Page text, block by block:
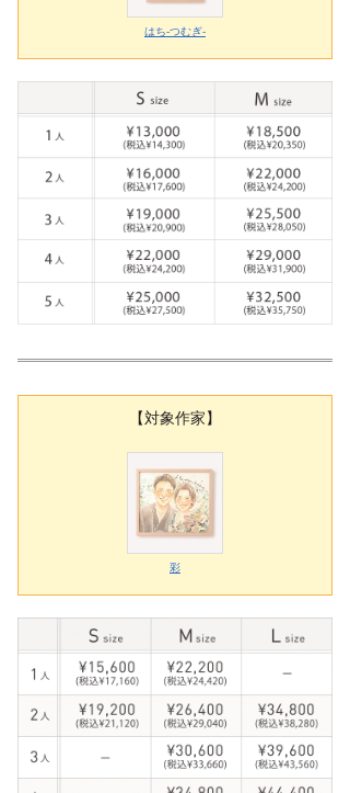
はち-つむぎ-
【対象作家】
彩